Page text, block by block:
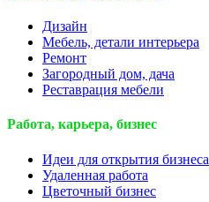
Дизайн
Мебель, детали интерьера
Ремонт
Загородный дом, дача
Реставрация мебели
Работа, карьера, бизнес
Идеи для открытия бизнеса
Удаленная работа
Цветочный бизнес